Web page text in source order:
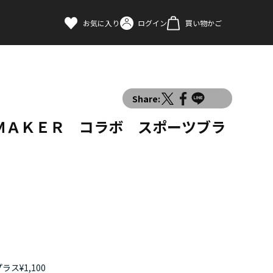
お気に入り ログイン 買い物かご
Share:
ＡＫＥＲ コラボ スポーツブラ
ス¥1,100